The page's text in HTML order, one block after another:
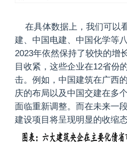
在具体数据上，我们可以
建、中国电建、中国化学等
2023年依然保持了较快的增
目收紧，这些企业在12省份
击。例如，中国建筑在广西
庆的布局以及中国交建在多
面临重新调整。而在未来一
建设项目将呈现明显的收缩态